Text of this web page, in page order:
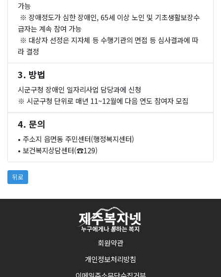
가능
※ 장애정도가 심한 장애인, 65세 이상 노인 및 기초생활보장수
급자는 계속 참여 가능
※ 대상자 선정은 지자체 등 수행기관의 면접 등 심사결과에 따
라 결정
3. 방법
시군구청 장애인 일자리사업 담당과에 신청
※ 시군구청 단위로 매년 11~12월에 다음 연도 참여자 모집
4. 문의
• 주소지 읍면동 주민센터(행정복지센터)
• 보건복지상담센터(☎129)
뒤로
회원약관
개인정보처리방침